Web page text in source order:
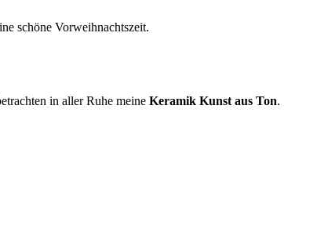
schöne Vorweihnachtszeit.
in aller Ruhe meine Keramik Kunst aus Ton.